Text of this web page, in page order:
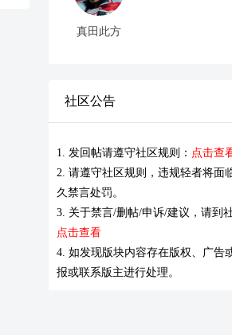
真田此方
社区公告
1. 发回帖请遵守社区规则： 点击查
2. 请遵守社区规则，违规轻者将面
久禁言处罚。
3. 关于禁言/删帖/申诉/建议，请到
点击查看
4. 如发现版块内容存在版权、广告
报或联系版主进行处理。